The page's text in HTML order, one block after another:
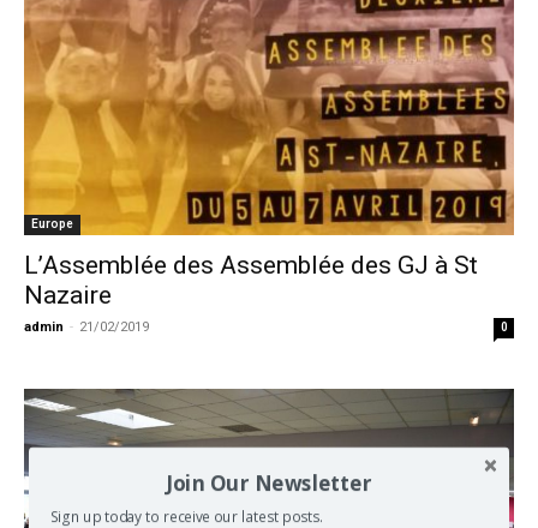
Europe
L’Assemblée des Assemblée des GJ à St
Nazaire
admin - 21/02/2019 0
Join Our Newsletter
Sign up today to receive our latest posts.